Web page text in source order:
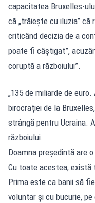
capacitatea Bruxelles-
că „trăieşte cu iluzia”
criticând decizia de a
poate fi câştigat”,
coruptă a războiului”.
„135 de miliarde de
birocrației de la
strângă pentru Ucraina.
războiului.
Doamna președintă are
Cu toate acestea, există
Prima este ca banii să
voluntar și cu bucurie,